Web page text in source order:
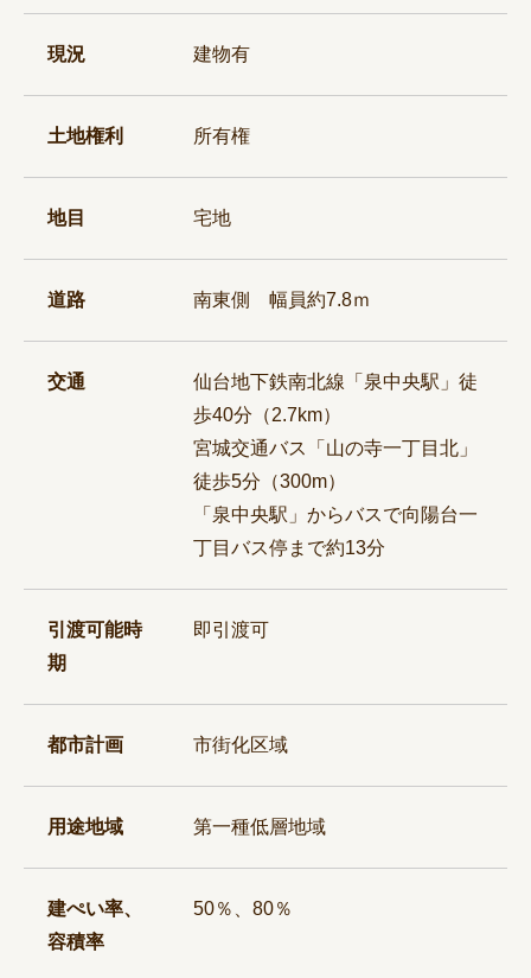
現況 建物有
土地権利 所有権
地目 宅地
道路 南東側 幅員約7.8ｍ
交通
仙台地下鉄南北線「泉中央駅」徒
歩40分（2.7km）
宮城交通バス「山の寺一丁目北」
徒歩5分（300m）
「泉中央駅」からバスで向陽台一
丁目バス停まで約13分
引渡可能時
期
即引渡可
都市計画 市街化区域
用途地域 第一種低層地域
建ぺい率、
容積率
50％、80％